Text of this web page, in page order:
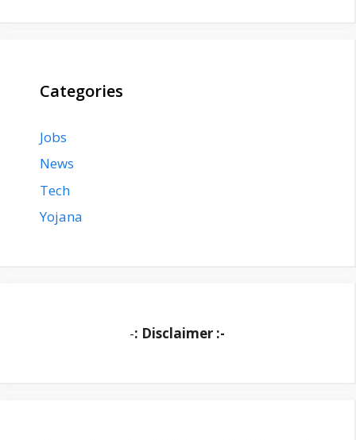
Categories
Jobs
News
Tech
Yojana
-: Disclaimer :-